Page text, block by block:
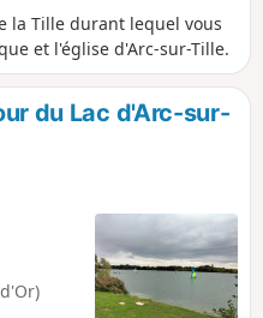
la Tille durant lequel vous
et l'église d'Arc-sur-Tille.
du Lac d'Arc-sur-